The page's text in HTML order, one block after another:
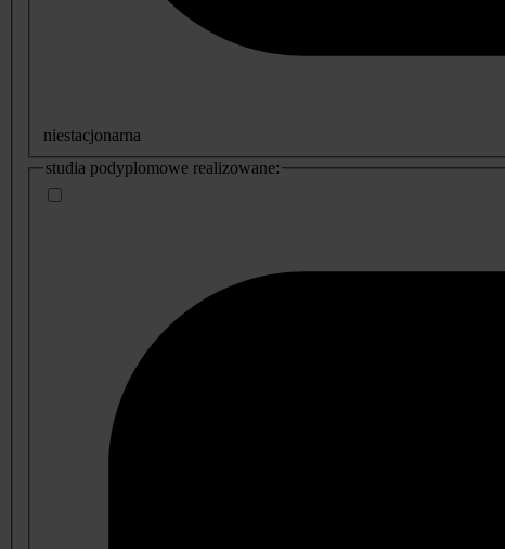
niestacjonarna
studia podyplomowe realizowane: